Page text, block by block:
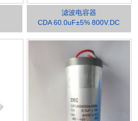
滤波电容器
CDA 60.0uF±5% 800V.DC